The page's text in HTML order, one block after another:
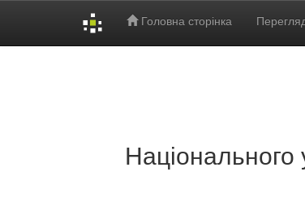
Головна сторінка
Національного